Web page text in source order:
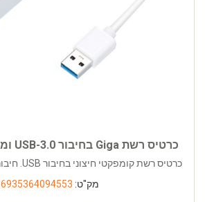
כרטיס רשת Giga בחיבור USB-3.0 ומפצל USB מובנה
כרטיס רשת קומפקטי חיצוני בחיבור USB. חיבור USB-3.0 למחשב,...
מק"ט: 6935364094553